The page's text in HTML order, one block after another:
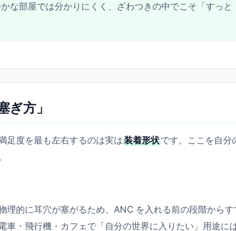
な部屋では分かりにくく、ざわつきの中でこそ「すっと
ぎ方」
足度を最も左右するのは実は装着形状です。ここを自分
理的に耳穴が塞がるため、ANC を入れる前の段階からす
車・飛行機・カフェで「自分の世界に入りたい」用途に